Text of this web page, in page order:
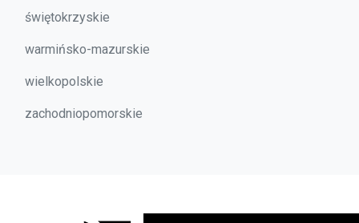
świętokrzyskie
warmińsko-mazurskie
wielkopolskie
zachodniopomorskie